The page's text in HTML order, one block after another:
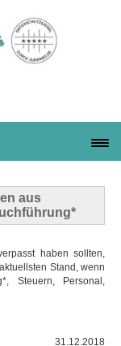
aus
haben sollten,
Stand, wenn
Steuern, Personal,
31.12.2018